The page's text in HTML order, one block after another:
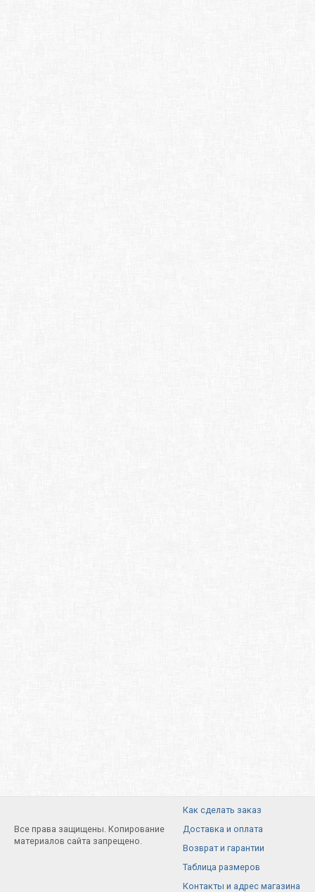
Все права защищены. Копирование
материалов сайта запрещено.
Как сделать заказ
Доставка и оплата
Возврат и гарантии
Таблица размеров
Контакты и адрес магазина